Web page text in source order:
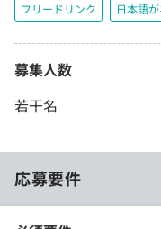
フリードリンク 日本語
募集人数
若干名
応募要件